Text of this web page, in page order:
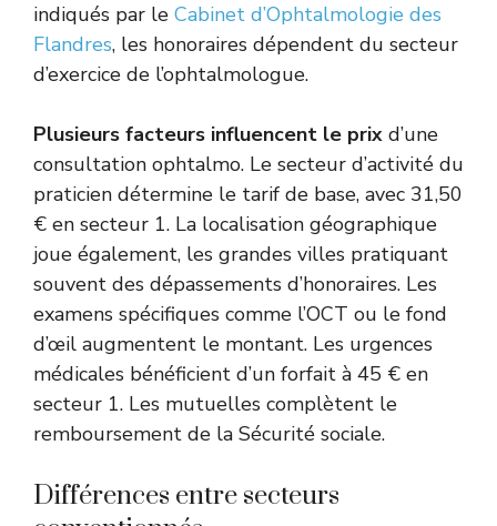
indiqués par le Cabinet d’Ophtalmologie des
Flandres, les honoraires dépendent du secteur
d’exercice de l’ophtalmologue.
Plusieurs facteurs influencent le prix d’une
consultation ophtalmo. Le secteur d’activité du
praticien détermine le tarif de base, avec 31,50
€ en secteur 1. La localisation géographique
joue également, les grandes villes pratiquant
souvent des dépassements d’honoraires. Les
examens spécifiques comme l’OCT ou le fond
d’œil augmentent le montant. Les urgences
médicales bénéficient d’un forfait à 45 € en
secteur 1. Les mutuelles complètent le
remboursement de la Sécurité sociale.
Différences entre secteurs